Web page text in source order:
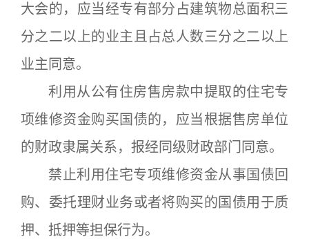
大会的，应当经专有部分占建筑物总面积三
分之二以上的业主且占总人数三分之二以上
业主同意。
利用从公有住房售房款中提取的住宅专
项维修资金购买国债的，应当根据售房单位
的财政隶属关系，报经同级财政部门同意。
禁止利用住宅专项维修资金从事国债回
购、委托理财业务或者将购买的国债用于质
押、抵押等担保行为。